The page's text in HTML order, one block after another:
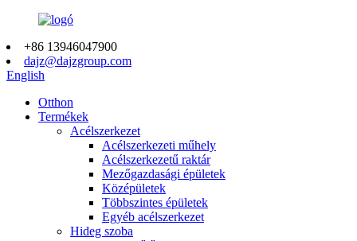
+86 13946047900
dajz@dajzgroup.com
English
Otthon
Termékek
Acélszerkezet
Acélszerkezeti műhely
Acélszerkezetű raktár
Mezőgazdasági épületek
Középületek
Többszintes épületek
Egyéb acélszerkezet
Hideg szoba